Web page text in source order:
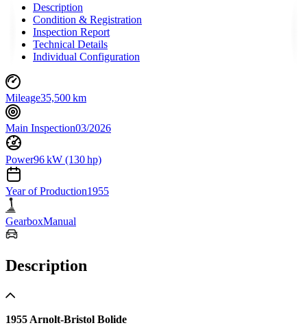
Description
Condition & Registration
Inspection Report
Technical Details
Individual Configuration
Mileage35,500 km
Main Inspection03/2026
Power96 kW (130 hp)
Year of Production1955
GearboxManual
Description
1955 Arnolt-Bristol Bolide